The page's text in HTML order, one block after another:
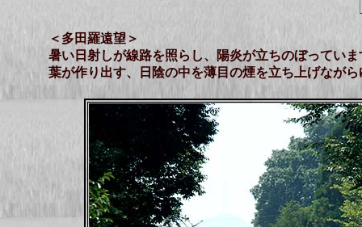
＜多田羅遠望＞
暑い日射しが線路を照らし、陽炎が立ちのぼってい
葉が作り出す、日陰の中を薄目の煙を立ち上げなが